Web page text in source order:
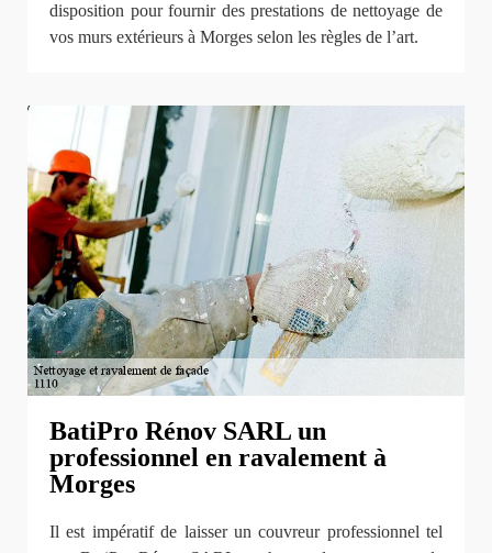
disposition pour fournir des prestations de nettoyage de
vos murs extérieurs à Morges selon les règles de l’art.
BatiPro Rénov SARL un
professionnel en ravalement à
Morges
Il est impératif de laisser un couvreur professionnel tel